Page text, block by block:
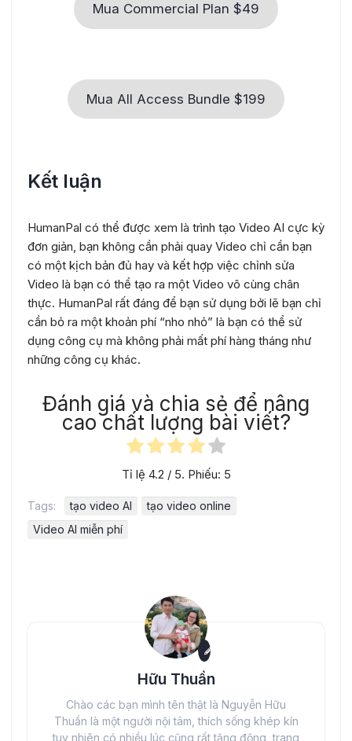
Mua Commercial Plan $49
Mua All Access Bundle $199
Kết luận
HumanPal có thể được xem là trình tạo Video AI cực kỳ
đơn giản, bạn không cần phải quay Video chỉ cần bạn
có một kịch bản đủ hay và kết hợp việc chỉnh sửa
Video là bạn có thể tạo ra một Video vô cùng chân
thực. HumanPal rất đáng để bạn sử dụng bởi lẽ bạn chỉ
cần bỏ ra một khoản phí “nho nhỏ” là bạn có thể sử
dụng công cụ mà không phải mất phí hàng tháng như
những công cụ khác.
Đánh giá và chia sẻ để nâng
cao chất lượng bài viết?
Tỉ lệ 4.2 / 5. Phiếu: 5
Tags: tạo video AI
tạo video online
Video AI miễn phí
Hữu Thuần
Chào các bạn mình tên thật là Nguyễn Hữu
Thuần là một người nội tâm, thích sống khép kín
tuy nhiên có nhiều lúc cũng rất tăng động, trang